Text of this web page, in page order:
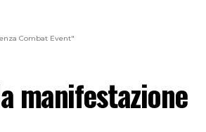
Combat Event"
manifestazione